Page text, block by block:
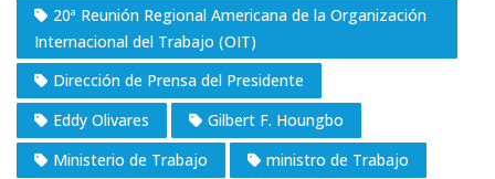
20ª Reunión Regional Americana de la Organización
Internacional del Trabajo (OIT)
Dirección de Prensa del Presidente
Eddy Olivares
Gilbert F. Houngbo
Ministerio de Trabajo
ministro de Trabajo